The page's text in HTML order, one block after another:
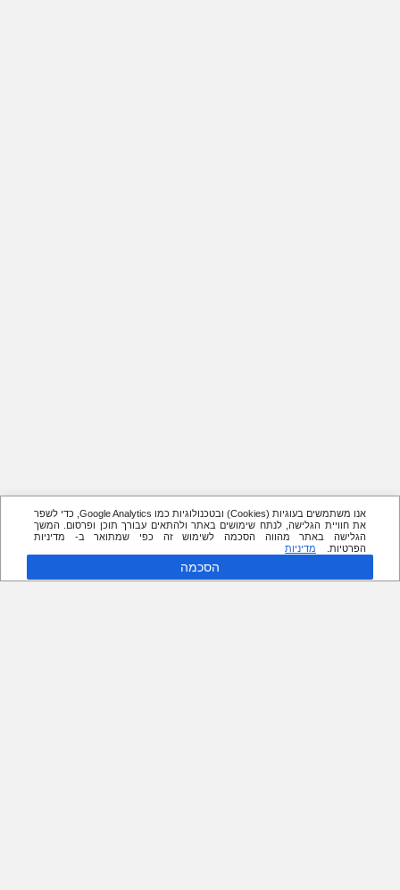
אנו משתמשים בעוגיות (Cookies) ובטכנולוגיות כמו Google Analytics, כדי לשפר
את חוויית הגלישה, לנתח שימושים באתר ולהתאים עבורך תוכן ופרסום. המשך
הגלישה באתר מהווה הסכמה לשימוש זה כפי שמתואר ב- מדיניות
הפרטיות.
מדיניות
הסכמה